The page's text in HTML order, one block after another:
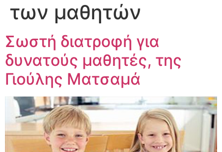
των μαθητών
Σωστή διατροφή για
δυνατούς μαθητές, της
Γιούλης Ματσαμά